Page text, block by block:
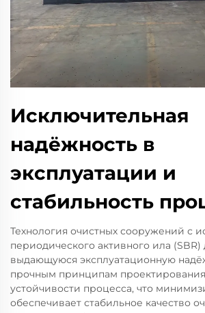
Исключительная
надёжность в
эксплуатации и
стабильность
Технология очистных сооружений с
периодического активного ила
выдающуюся эксплуатационную
прочным принципам
устойчивости процесса, что
обеспечивает стабильное качество